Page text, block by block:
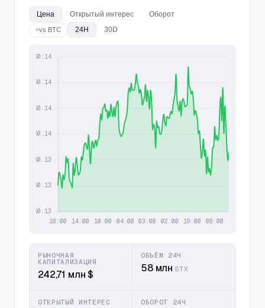
Цена Открытый интерес Оборот
vs BTC 24H 30D
РЫНОЧНАЯ
КАПИТАЛИЗАЦИЯ
242,71 млн $
ОБЪЁМ 24Ч
58 млн STX
ОТКРЫТЫЙ ИНТЕРЕС ОБОРОТ 24Ч